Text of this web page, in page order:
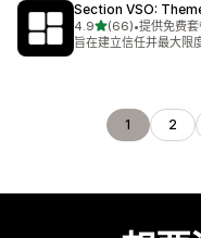
Section VSO:
4.9星（满分 5 星）
(66)
总共 66 条评论
•提供免费
旨在建立信任并最大限
1 2